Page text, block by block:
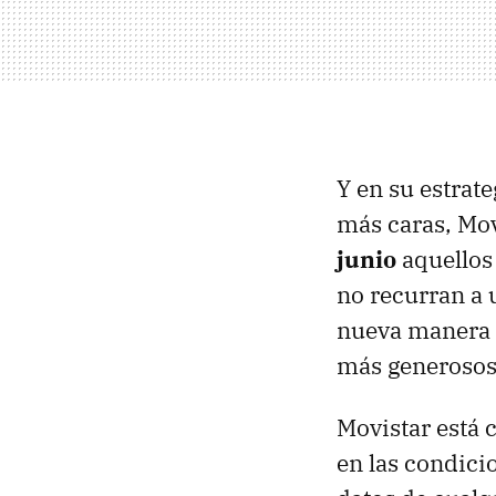
Y en su
más caras,
junio
no recurran a
nueva
más
Movistar está
en las